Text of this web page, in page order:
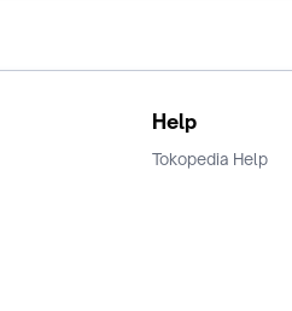
Help
Tokopedia Help